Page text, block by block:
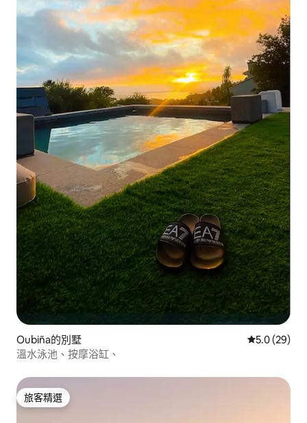
Oubiña的別墅 從 29 則評
5.0 (29)
溫水泳池、按摩浴缸、
旅客精選
旅客精選